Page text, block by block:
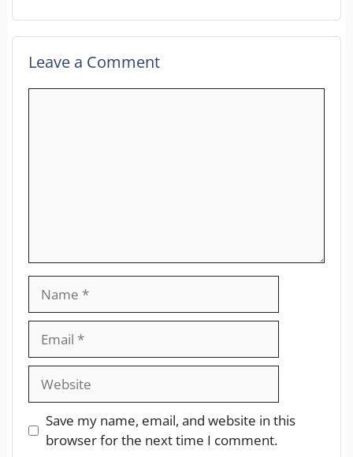
Leave a Comment
Save my name, email, and website in this
browser for the next time I comment.